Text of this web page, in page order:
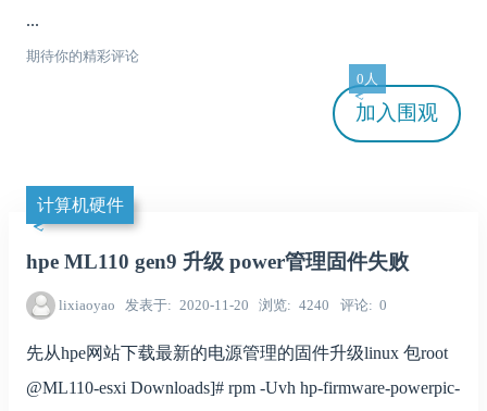
...
期待你的精彩评论
加入
0人
围观
计算机硬件
hpe ML110 gen9 升级 power管理固件失败
lixiaoyao 发表于 2020-11-20 浏览 4240 评论 0
先从hpe网站下载最新的电源管理的固件升级linux 包root
@ML110-esxi Downloads]# rpm -Uvh hp-firmware-powerpic-